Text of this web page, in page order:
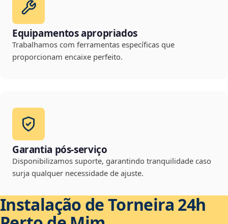
Equipamentos apropriados
Trabalhamos com ferramentas específicas que
proporcionam encaixe perfeito.
Garantia pós-serviço
Disponibilizamos suporte, garantindo tranquilidade caso
surja qualquer necessidade de ajuste.
Instalação de Torneira 24h